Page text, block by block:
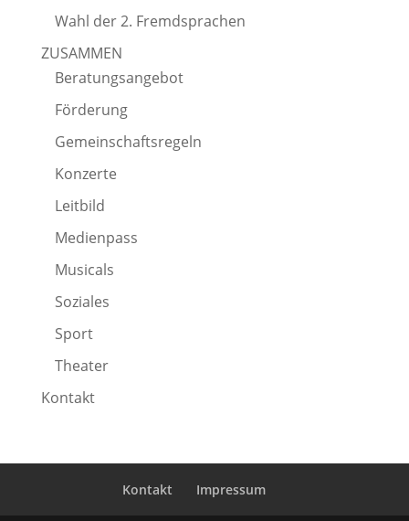
Wahl der 2. Fremdsprachen
ZUSAMMEN
Beratungsangebot
Förderung
Gemeinschaftsregeln
Konzerte
Leitbild
Medienpass
Musicals
Soziales
Sport
Theater
Kontakt
Kontakt Impressum